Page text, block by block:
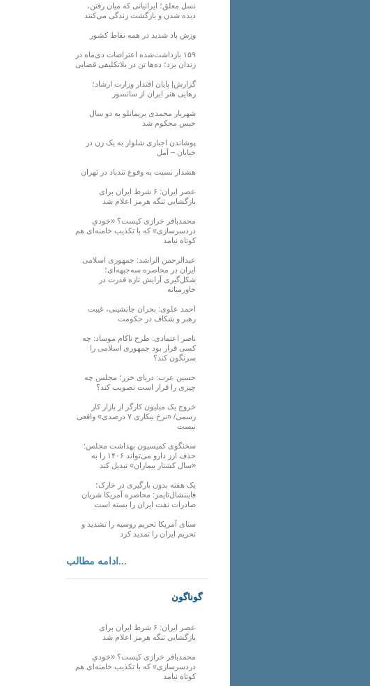
نسل معلق؛ ایرانیانی که میان رفتن،
دیده شدن و بازگشت زندگی می‌کنند
وزش باد شدید در همه نقاط کشور
۱۵۹ بازداشت‌شده اعتراضات دی‌ماه در
زندان یزد؛ ده‌ها تن در بلاتکلیفی قضایی
گزارش| پایان اقتدار وزارت ارشاد؛
رهایی هنر ایران از سانسور
شهریار محمدی بریمانلو به دو سال
حبس محکوم شد
پوشاندن اجباری شلوار به یک زن در
خیابان – آمل
هشدار نسبت به وفوع تندباد در تهران
عصر ایران: ۶ شرط ایران برای
بازگشایی تنگه هرمز اعلام شد
محمدباقر خرازی کیست؟ «خودیِ
دردسرسازی» که با تکذیب خامنه‌ای هم
کوتاه نیامد
عبدالرحمن الراشد: جمهوری اسلامی
ایران در محاصره سه‌جبهه‌ای؛
شکل‌گیری آرایش تازه قدرت در
خاورمیانه
احمد علوی: بحران جانشینی، غیبت
رهبر و شکاف در حکومت
ناصر اعتمادی: طرح ناکام موساد: چه
کسی قرار بود جمهوری اسلامی را
سرنگون کند؟
حسین عرب: دریای خزر؛ مجلس چه
چیزی را قرار است تصویب کند؟
خروج یک میلیون کارگر از بازار کار
رسمی/ «نرخ بیکاری ۷ درصدی» واقعی
نیست
سخنگوی کمیسیون بهداشت مجلس:
حذف ارز دارو می‌تواند ۱۴۰۶ را به
«سال کشتار بیماران» تبدیل کند
یک هفته بدون بارگیری در خارک؛
فایننشال‌تایمز: محاصره آمریکا شریان
صادرات نفت ایران را بسته است
سنای آمریکا تحریم روسیه را تشدید و
تحریم ایران را تمدید کرد
ادامه مطالب...
گوناگون
عصر ایران: ۶ شرط ایران برای
بازگشایی تنگه هرمز اعلام شد
محمدباقر خرازی کیست؟ «خودیِ
دردسرسازی» که با تکذیب خامنه‌ای هم
کوتاه نیامد